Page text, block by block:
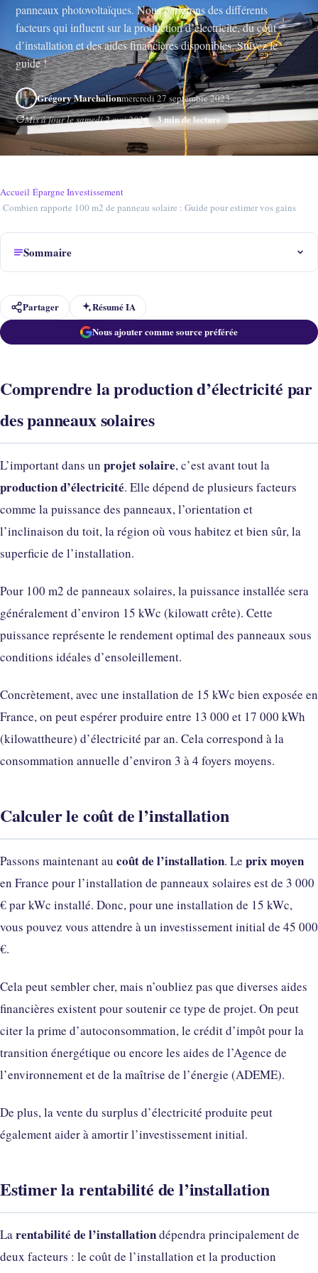
panneaux photovoltaïques. Nous parlerons des différents
facteurs qui influent sur la production d’électricité, du coût
d’installation et des aides financières disponibles. Suivez le
guide !
Grégory Marchalionmercredi 27 septembre 2023
Mis à jour le samedi 2 mai 2026
3 min de lecture
Accueil›Épargne Investissement
›Combien rapporte 100 m2 de panneau solaire : Guide pour estimer vos gains
Sommaire
Partager
Résumé IA
Nous ajouter comme source préférée
Comprendre la production d’électricité par
des panneaux solaires
L’important dans un projet solaire, c’est avant tout la
production d’électricité. Elle dépend de plusieurs facteurs
comme la puissance des panneaux, l’orientation et
l’inclinaison du toit, la région où vous habitez et bien sûr, la
superficie de l’installation.
Pour 100 m2 de panneaux solaires, la puissance installée sera
généralement d’environ 15 kWc (kilowatt crête). Cette
puissance représente le rendement optimal des panneaux sous
conditions idéales d’ensoleillement.
Concrètement, avec une installation de 15 kWc bien exposée en
France, on peut espérer produire entre 13 000 et 17 000 kWh
(kilowattheure) d’électricité par an. Cela correspond à la
consommation annuelle d’environ 3 à 4 foyers moyens.
Calculer le coût de l’installation
Passons maintenant au coût de l’installation. Le prix moyen
en France pour l’installation de panneaux solaires est de 3 000
€ par kWc installé. Donc, pour une installation de 15 kWc,
vous pouvez vous attendre à un investissement initial de 45 000
€.
Cela peut sembler cher, mais n’oubliez pas que diverses aides
financières existent pour soutenir ce type de projet. On peut
citer la prime d’autoconsommation, le crédit d’impôt pour la
transition énergétique ou encore les aides de l’Agence de
l’environnement et de la maîtrise de l’énergie (ADEME).
De plus, la vente du surplus d’électricité produite peut
également aider à amortir l’investissement initial.
Estimer la rentabilité de l’installation
Larentabilité de l’installationdépendra principalement de
deux facteurs : le coût de l’installation et la production